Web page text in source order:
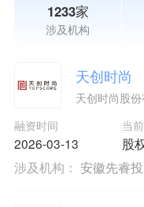
1233家
涉及机构
天创时尚
天创时尚股
融资时间
2026-03-13
当
股
涉及机构： 安徽先睿